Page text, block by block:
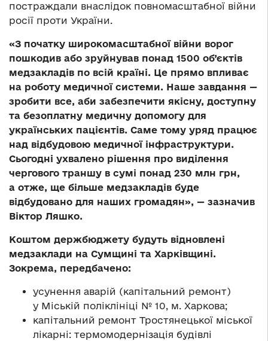
постраждали внаслідок повномасштабної війни
росії проти України.
«З початку широкомасштабної війни ворог
пошкодив або зруйнував понад 1500 об’єктів
медзакладів по всій країні. Це прямо впливає
на роботу медичної системи. Наше завдання —
зробити все, аби забезпечити якісну, доступну
та безоплатну медичну допомогу для
українських пацієнтів. Саме тому уряд працює
над відбудовою медичної інфраструктури.
Сьогодні ухвалено рішення про виділення
чергового траншу в сумі понад 230 млн грн,
а отже, ще більше медзакладів буде
відбудовано для наших громадян», — зазначив
Віктор Ляшко.
Коштом держбюджету будуть відновлені
медзаклади на Сумщині та Харківщині.
Зокрема, передбачено:
усунення аварій (капітальний ремонт)
у Міській поліклініці № 10, м. Харкова;
капітальний ремонт Тростянецької міської
лікарні: термомодернізація будівлі